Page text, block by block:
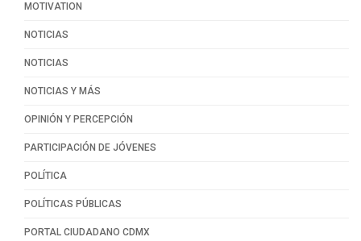
MOTIVATION
NOTICIAS
NOTICIAS
NOTICIAS Y MÁS
OPINIÓN Y PERCEPCIÓN
PARTICIPACIÓN DE JÓVENES
POLÍTICA
POLÍTICAS PÚBLICAS
PORTAL CIUDADANO CDMX